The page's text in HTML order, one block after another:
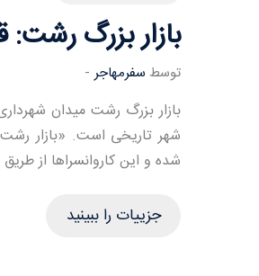
بازار بزرگ
توسط سفرمهاجر -
بازار بزرگ رشت میدان
شهر تاریخی است. «بازار
شده و این کاروانسراها از
جزییات را ببینید